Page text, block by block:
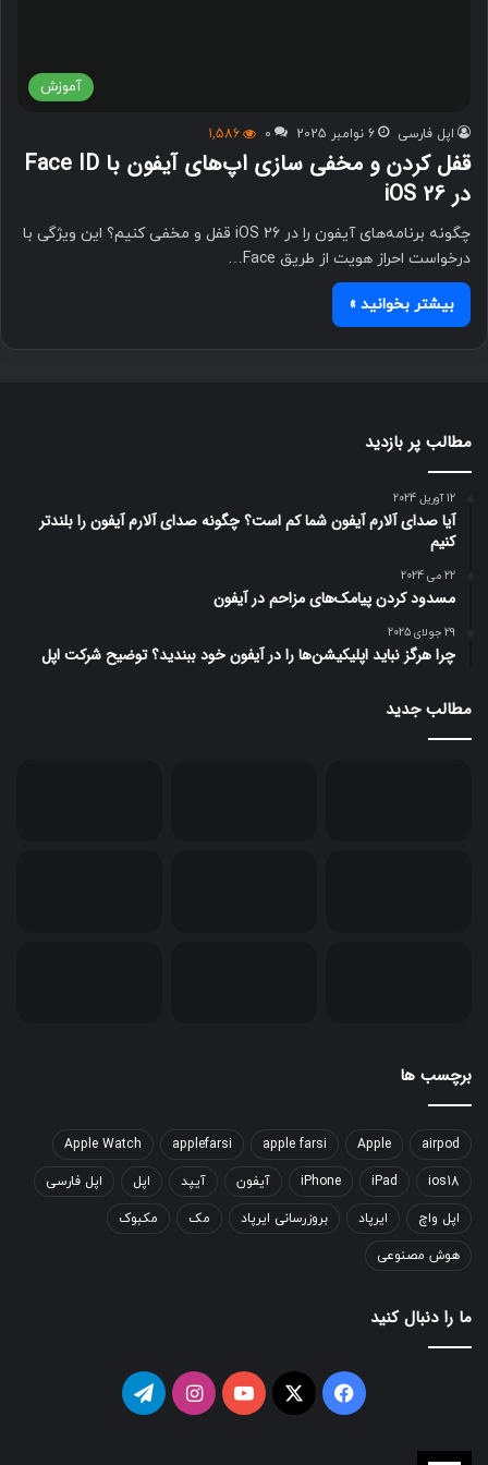
آموزش
اپل فارسی 6 نوامبر 2025 0
1,586
قفل‌ کردن و مخفی‌ سازی اپ‌های آیفون با Face ID
در iOS 26
چگونه برنامه‌های آیفون را در iOS 26 قفل و مخفی کنیم؟ این ویژگی با
درخواست احراز هویت از طریق Face…
بیشتر بخوانید »
مطالب پر بازدید
12 آوریل 2024
آیا صدای آلارم آیفون شما کم است؟ چگونه صدای آلارم آیفون را بلندتر
کنیم
22 می 2024
مسدود کردن پیامک‌های مزاحم در آیفون
29 جولای 2025
چرا هرگز نباید اپلیکیشن‌ها را در آیفون خود ببندید؟ توضیح شرکت اپل
مطالب جدید
برچسب ها
airpod
Apple
apple farsi
applefarsi
Apple Watch
ios18
iPad
iPhone آیفون آیپد اپل اپل فارسی
اپل واچ ایرپاد بروزرسانی ایرپاد مک مکبوک
هوش مصنوعی
ما را دنبال کنید
فیسبوکایکس یوتیوباینستاگرامتلگرام